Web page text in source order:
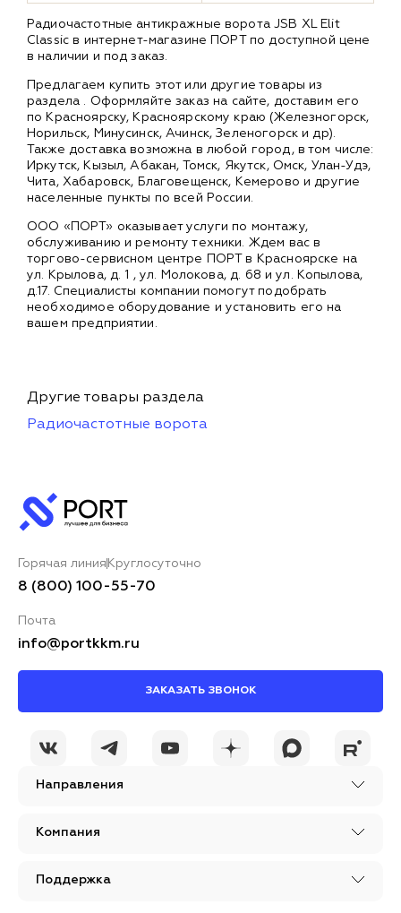
Радиочастотные антикражные ворота JSB XL Elit
Classic в интернет-магазине ПОРТ по доступной цене
в наличии и под заказ.
Предлагаем купить этот или другие товары из
раздела . Оформляйте заказ на сайте, доставим его
по Красноярску, Красноярскому краю (Железногорск,
Норильск, Минусинск, Ачинск, Зеленогорск и др).
Также доставка возможна в любой город, в том числе:
Иркутск, Кызыл, Абакан, Томск, Якутск, Омск, Улан-Удэ,
Чита, Хабаровск, Благовещенск, Кемерово и другие
населенные пункты по всей России.
ООО «ПОРТ» оказывает услуги по монтажу,
обслуживанию и ремонту техники. Ждем вас в
торгово-сервисном центре ПОРТ в Красноярске на
ул. Крылова, д. 1 , ул. Молокова, д. 68 и ул. Копылова,
д.17. Специалисты компании помогут подобрать
необходимое оборудование и установить его на
вашем предприятии.
Другие товары раздела
Радиочастотные ворота
Направления
Компания
Поддержка
Горячая линия Круглосуточно
8 (800) 100-55-70
Почта
info@portkkm.ru
ЗАКАЗАТЬ ЗВОНОК